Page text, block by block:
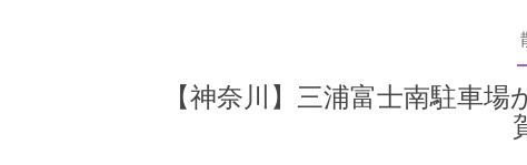
【神奈川】三浦富士南駐車